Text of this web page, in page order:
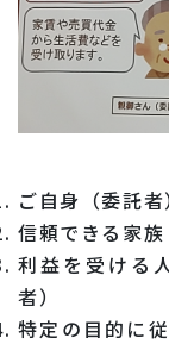
ご自身（委託
信頼できる家
利益を受ける
者）
特定の目的に